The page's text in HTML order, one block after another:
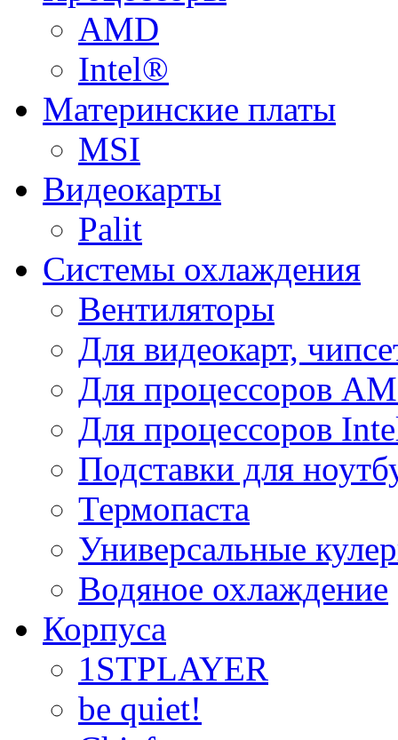
AMD
Intel®
Материнские платы
MSI
Видеокарты
Palit
Системы охлаждения
Вентиляторы
Для видеокарт,
Для процессоров
Для процессоров
Подставки для
Термопаста
Универсальные
Водяное охлаждение
Корпуса
1STPLAYER
be quiet!